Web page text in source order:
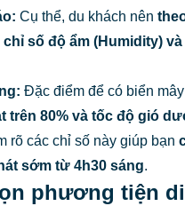
Cụ thể, du khách nên
số độ ẩm (Humidity)
Đặc điểm để có biển
trên 80% và tốc độ gió
rõ các chỉ số này giúp bạn
sớm từ 4h30 sáng.
phương tiện di